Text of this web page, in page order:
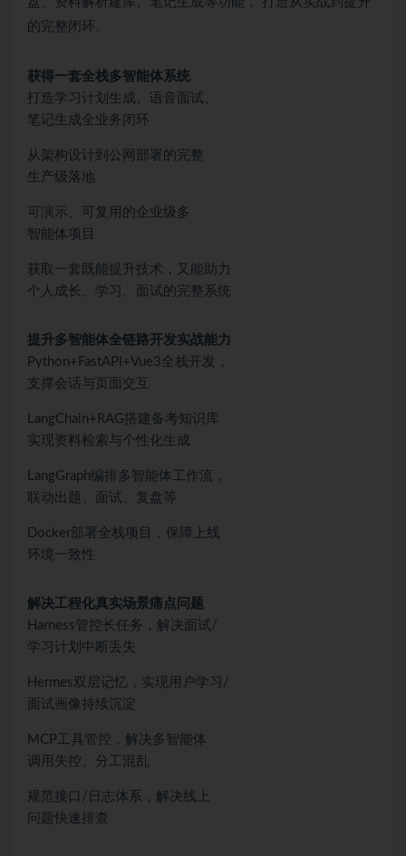
的完整闭环。
获得一套全栈多智能体系统
打造学习计划生成、语音面试、
笔记生成全业务闭环
从架构设计到公网部署的完整
生产级落地
可演示、可复用的企业级多
智能体项目
获取一套既能提升技术，又能助力
个人成长、学习、面试的完整系统
提升多智能体全链路开发实战能力
Python+FastAPI+Vue3全栈开发，
支撑会话与页面交互
LangChain+RAG搭建备考知识库
实现资料检索与个性化生成
LangGraph编排多智能体工作流，
联动出题、面试、复盘等
Docker部署全栈项目，保障上线
环境一致性
解决工程化真实场景痛点问题
Harness管控长任务，解决面试/
学习计划中断丢失
Hermes双层记忆，实现用户学习/
面试画像持续沉淀
MCP工具管控，解决多智能体
调用失控、分工混乱
规范接口/日志体系，解决线上
问题快速排查